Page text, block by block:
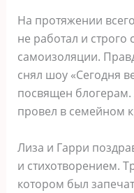
На протяжении
не работал и
caмoизoляции.
снял шоу «Сегодня
посвящен
провел в семейном
Лиза и Гарри
и стихотворением.
котором был